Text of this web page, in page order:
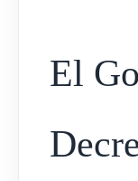
El